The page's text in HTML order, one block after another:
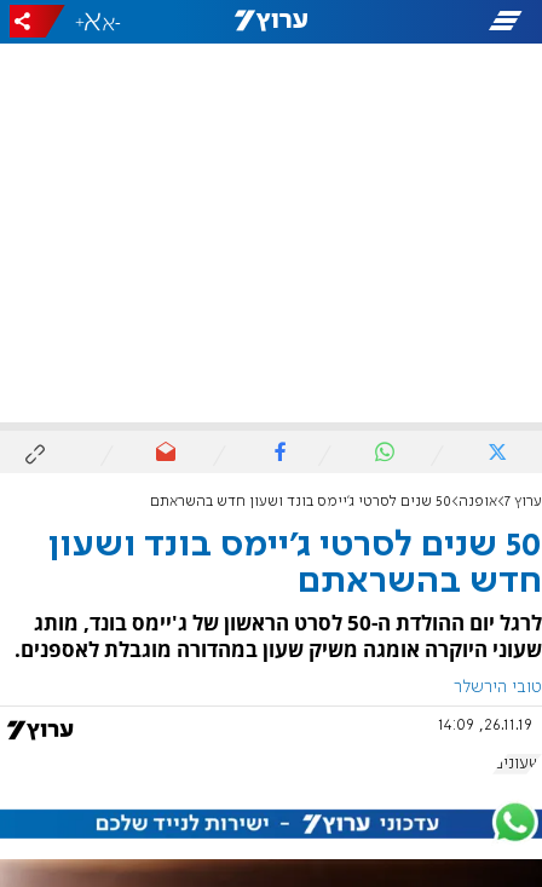
-
+
ערוץ 7 אופנה 50 שנים לסרטי ג'יימס בונד ושעון חדש בהשראתם
50 שנים לסרטי ג'יימס בונד ושעון
חדש בהשראתם
לרגל יום ההולדת ה-50 לסרט הראשון של ג'יימס בונד, מותג
שעוני היוקרה אומגה משיק שעון במהדורה מוגבלת לאספנים.
טובי הירשלר
26.11.19, 14:09
שעונים